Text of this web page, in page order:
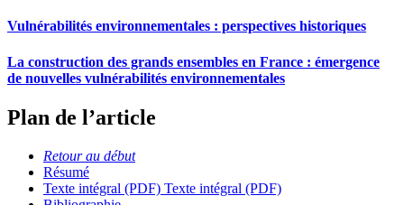
Vulnérabilités environnementales : perspectives historiques
La construction des grands ensembles en France : émergence
de nouvelles vulnérabilités environnementales
Plan de l’article
Retour au début
Résumé
Texte intégral (PDF) Texte intégral (PDF)